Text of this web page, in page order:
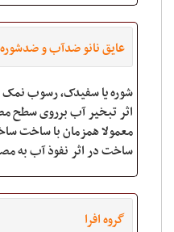
عایق نانو ضدآب و
شوره
اثر تبخیر آب برروی سطح
معمولا همزمان با ساخت
ساخت در اثر نفوذ آب به
گروه افرا